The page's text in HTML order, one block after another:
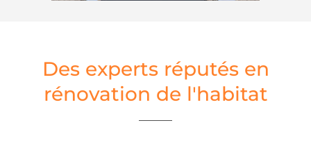
Des experts réputés en
rénovation de l'habitat